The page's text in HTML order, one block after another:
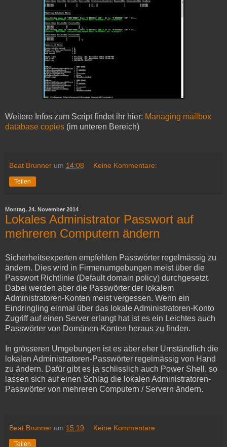
Weitere Infos zum Script findet ihr hier: Managing mailbox
database copies (im unteren Bereich)
Beat Brunner um 14:08 Keine Kommentare:
Teilen
Montag, 24. November 2014
Lokales Administrator Passwort auf
mehreren Computern ändern
Sicherheitsexperten empfehlen Passwörter regelmässig zu
ändern. Dies wird in Firmenumgebungen meist über die
Passwort Richtlinie (Default domain policy) durchgesetzt.
Dabei werden aber die Passwörter der lokalem
Administratoren-Konten meist vergessen. Wenn ein
Eindringling einmal über das lokale Administratoren-Konto
Zugriff auf einen Server erlangt hat ist es ein Leichtes auch
Passwörter von Domänen-Konten heraus zu finden.
In grösseren Umgebungen ist es aber eher Umständlich die
lokalen Administratoren-Passwörter regelmässig von Hand
zu ändern. Dafür gibt es ja schlisslich auch Power Shell. so
lassen sich auf einen Schlag die lokalen Administratoren-
Passwörter von mehreren Computern / Servern ändern.
Beat Brunner um 15:19 Keine Kommentare:
Teilen